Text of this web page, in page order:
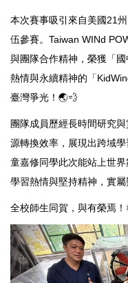
本次賽事吸引來自美國21
伍參賽。Taiwan WINd
與團隊合作精神，榮獲「
熱情與永續精神的「
臺灣爭光！🌏💨
團隊成員歷經長時間研究
源轉換效率，展現出跨域學
童嘉修同學此次能站上世
學習熱情與堅持精神，實屬
全校師生同賀，與有榮焉！